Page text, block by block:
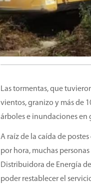
Las tormentas, que
vientos, granizo y más de
árboles e inundaciones en
A raíz de la caída de
por hora, muchas
Distribuidora de Energía
poder restablecer el